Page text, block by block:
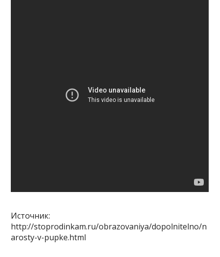
Источник:
http://stoprodinkam.ru/obrazovaniya/dopolnitelno/n
arosty-v-pupke.html